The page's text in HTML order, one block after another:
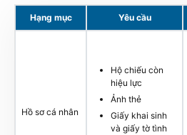
Hạng mục Yêu cầu
Hồ sơ cá nhân
Hộ chiếu còn
hiệu lực
Ảnh thẻ
Giấy khai sinh
và giấy tờ tình